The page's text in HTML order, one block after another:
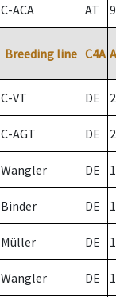
C-ACA AT
Breeding line C4A
C-VT DE 2
C-AGT DE 2
Wangler DE
Binder DE 1
Müller DE
Wangler DE